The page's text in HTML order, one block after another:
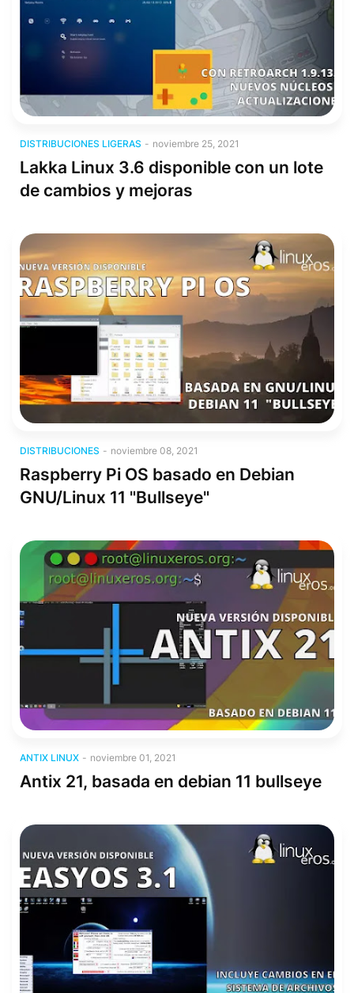
DISTRIBUCIONES LIGERAS - noviembre 25, 2021
Lakka Linux 3.6 disponible con un lote
de cambios y mejoras
DISTRIBUCIONES - noviembre 08, 2021
Raspberry Pi OS basado en Debian
GNU/Linux 11 "Bullseye"
ANTIX LINUX - noviembre 01, 2021
Antix 21, basada en debian 11 bullseye